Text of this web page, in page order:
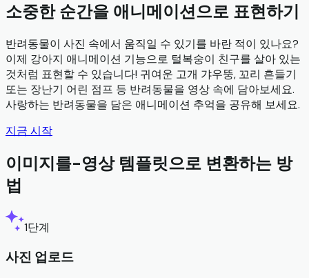
소중한 순간을 애니메이션으로 표현하기
반려동물이 사진 속에서 움직일 수 있기를 바란 적이 있나요?
이제 강아지 애니메이션 기능으로 털복숭이 친구를 살아 있는
것처럼 표현할 수 있습니다! 귀여운 고개 갸우뚱, 꼬리 흔들기
또는 장난기 어린 점프 등 반려동물을 영상 속에 담아보세요.
사랑하는 반려동물을 담은 애니메이션 추억을 공유해 보세요.
지금 시작
이미지를-영상 템플릿으로 변환하는 방
법
1단계
사진 업로드